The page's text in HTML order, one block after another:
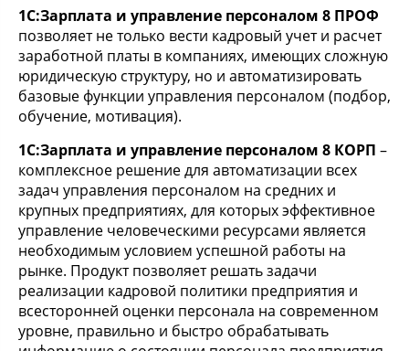
1С:Зарплата и управление персоналом 8 ПРОФ
позволяет не только вести кадровый учет и расчет
заработной платы в компаниях, имеющих сложную
юридическую структуру, но и автоматизировать
базовые функции управления персоналом (подбор,
обучение, мотивация).
1С:Зарплата и управление персоналом 8 КОРП –
комплексное решение для автоматизации всех
задач управления персоналом на средних и
крупных предприятиях, для которых эффективное
управление человеческими ресурсами является
необходимым условием успешной работы на
рынке. Продукт позволяет решать задачи
реализации кадровой политики предприятия и
всесторонней оценки персонала на современном
уровне, правильно и быстро обрабатывать